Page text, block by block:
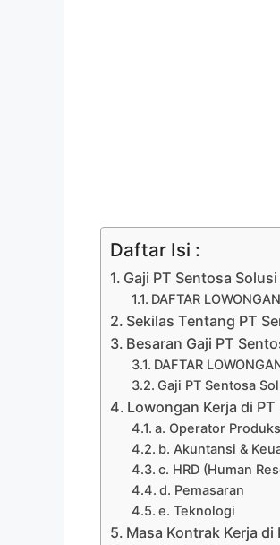
Daftar Isi :
Gaji PT Sentosa
DAFTAR
Sekilas Tentang PT
Besaran Gaji PT
DAFTAR
Gaji PT Sentosa
Lowongan Kerja di
a. Operator
b. Akuntansi &
c. HRD (Human
d. Pemasaran
e. Teknologi
Masa Kontrak Kerja